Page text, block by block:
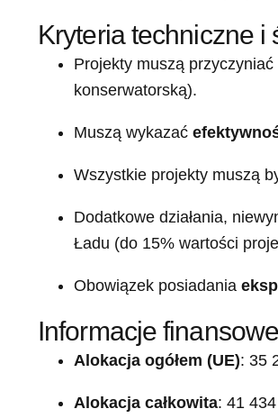
Kryteria techniczne i
Projekty muszą
konserwatorską).
Muszą wykazać
Wszystkie projekty muszą
Dodatkowe działania,
Ładu (do 15% wartości
Obowiązek posiadania
Informacje finansowe
Alokacja ogółem (UE): 35
Alokacja całkowita: 41